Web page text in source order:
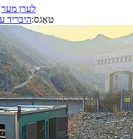
לערן מער
טאַגס:היבריד